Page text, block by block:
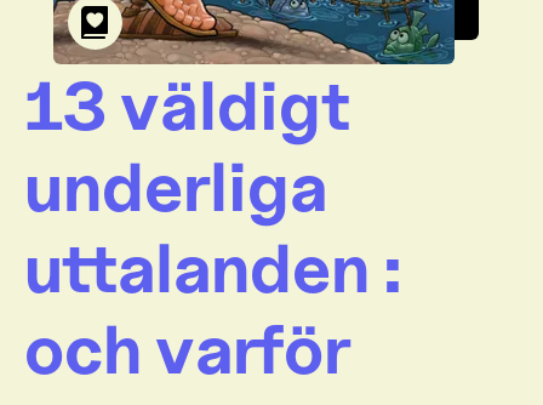
13 väldigt
underliga
uttalanden :
och varför